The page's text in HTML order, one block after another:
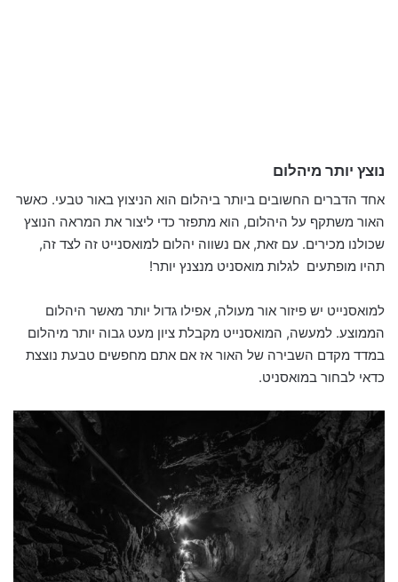
נוצץ יותר מיהלום
אחד הדברים החשובים ביותר ביהלום הוא הניצוץ באור טבעי. כאשר
האור משתקף על היהלום, הוא מתפזר כדי ליצור את המראה הנוצץ
שכולנו מכירים. עם זאת, אם נשווה יהלום למואסנייט זה לצד זה,
תהיו מופתעים לגלות מואסניט מנצנץ יותר!
למואסנייט יש פיזור אור מעולה, אפילו גדול יותר מאשר היהלום
הממוצע. למעשה, המואסנייט מקבלת ציון מעט גבוה יותר מיהלום
במדד מקדם השבירה של האור אז אם אתם מחפשים טבעת נוצצת
כדאי לבחור במואסניט.